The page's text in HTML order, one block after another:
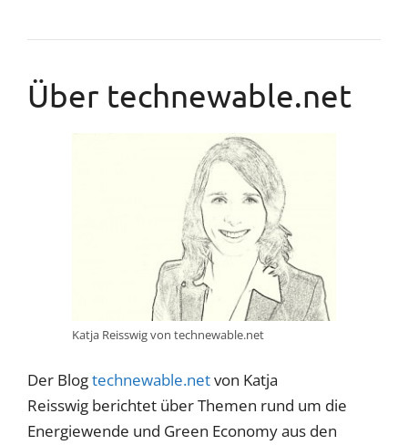
Über technewable.net
Katja Reisswig von technewable.net
Der Blogtechnewable.netvon Katja
Reisswig berichtet über Themen rund um die
Energiewende und Green Economy aus den